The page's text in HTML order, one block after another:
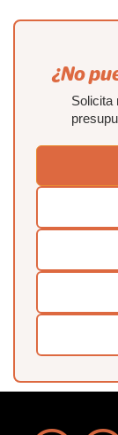
¿No
Solicita